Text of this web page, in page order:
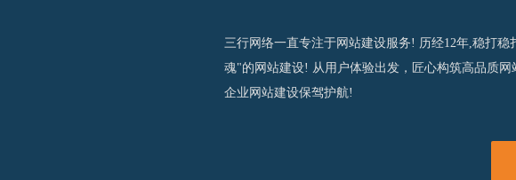
三行网络一直专注于网站建设服务! 历经12年,稳打
魂"的网站建设! 从用户体验出发，匠心构筑高品质
企业网站建设保驾护航!